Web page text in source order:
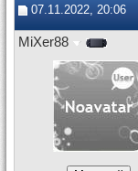
07.11.2022, 20:06
MiXer88